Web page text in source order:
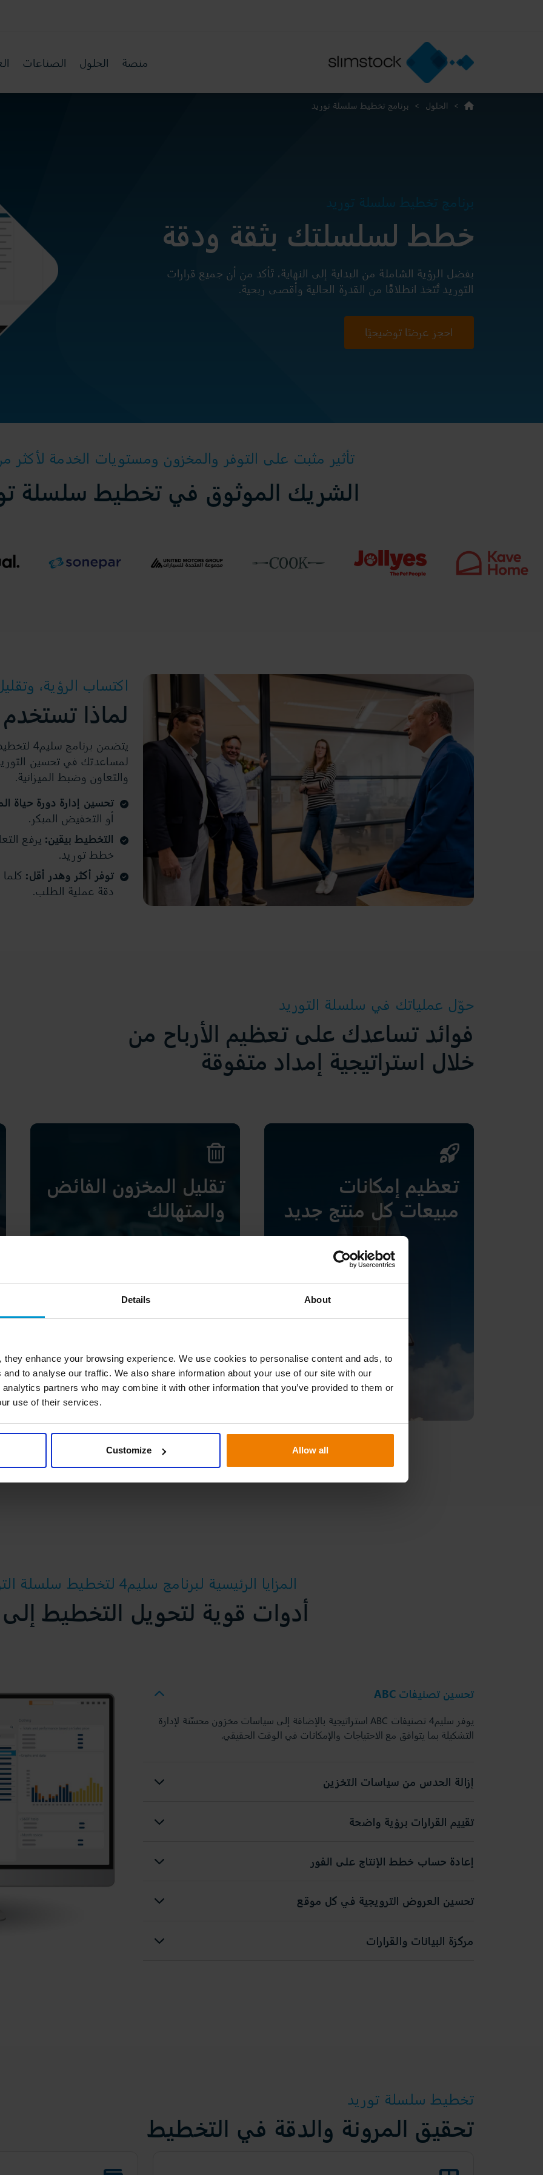
Details About
enhance your browsing experience. We use cookies to personalise content and ads, to
to analyse our traffic. We also share information about your use of our site with our
partners who may combine it with other information that you’ve provided to them or
use of their services.
Customize Allow all
منصة الحلول الصناعات
> الحلول > برنامج تخطيط سلسلة توريد
برنامج تخطيط سلسلة توريد
خطط لسلسلتك بثقة ودقة
بفضل الرؤية الشاملة من البداية إلى النهاية، تَأكد من أن جميع قرارات
التوريد تُتخذ انطلاقًا من القدرة الحالية وأقصى ربحية.
احجز عرضًا توضيحيًا
تأثير مثبت على التوفر والمخزون ومستويات الخدمة لأكثر من 1,700
الشريك الموثوق في تخطيط سلسلة
اكتساب الرؤية،
لماذا
يتضمن
لمساعدتك في تحسين التوريد
والتعاون وضبط الميزانية.
تحسين إدارة دورة حياة
أو التخفيض المبكر.
التخطيط بيقين: يرفع
خطط توريد.
توفر أكثر وهدر أقل:
دقة عملية الطلب.
حوّل عملياتك في سلسلة التوريد
فوائد تساعدك على تعظيم الأرباح من
خلال استراتيجية إمداد متفوقة
تعظيم إمكانات
مبيعات كل منتج جديد
تقليل المخزون الفائض
والمتهالك
المزايا الرئيسية لبرنامج سليم4 لتخطيط سلسلة التوريد
أدوات قوية لتحويل التخطيط إلى
تحسين تصنيفات ABC
يوفر سليم4 تصنيفات ABC استراتيجية بالإضافة إلى سياسات مخزون محسّنة لإدارة
التشكيلة بما يتوافق مع الاحتياجات والإمكانات في الوقت الحقيقي.
إزالة الحدس من سياسات التخزين
تقييم القرارات برؤية واضحة
إعادة حساب خطط الإنتاج على الفور
تحسين العروض الترويجية في كل موقع
مركزة البيانات والقرارات
تخطيط سلسلة توريد
تحقيق المرونة والدقة في التخطيط